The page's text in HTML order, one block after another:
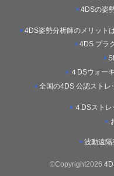
4DSの姿
4DS姿勢分析師のメリット
4DS プラ
４DSウォ
全国の4DS 公認ストレ
４DSスト
波動遠隔
©Copyright2026